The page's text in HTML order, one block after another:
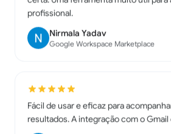
Nirmala Yadav
resultados. A integração com o Gmail
Samantha Bonine
Google Workspace Marketplace